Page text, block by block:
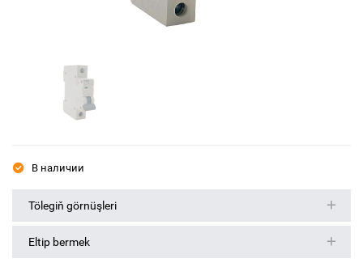
В наличии
Tölegiň görnüşleri
Eltip bermek